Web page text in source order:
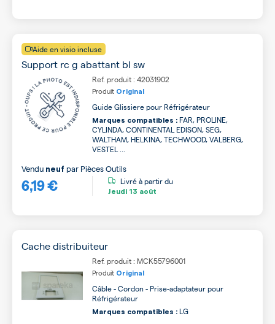
Aide en visio incluse
Support rc g abattant bl sw
Ref. produit : 42031902
Produit Original
Guide Glissiere pour Réfrigérateur
Marques compatibles : FAR, PROLINE,
CYLINDA, CONTINENTAL EDISON, SEG,
WALTHAM, HELKINA, TECHWOOD, VALBERG,
VESTEL ...
6,19 €
Vendu neuf par Pièces Outils
Livré à partir du
Jeudi 13 août
Cache distribuiteur
Ref. produit : MCK55796001
Produit Original
Câble - Cordon - Prise-adaptateur pour
Réfrigérateur
Marques compatibles : LG